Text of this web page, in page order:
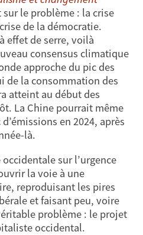
le problème : la crise
de la démocratie.
effet de serre, voilà
consensus climatique
approche du pic des
de la consommation des
atteint au début des
La Chine pourrait même
en 2024, après
là.
sur l’urgence
la voie à une
reproduisant les pires
et faisant peu, voire
problème : le projet
occidental.